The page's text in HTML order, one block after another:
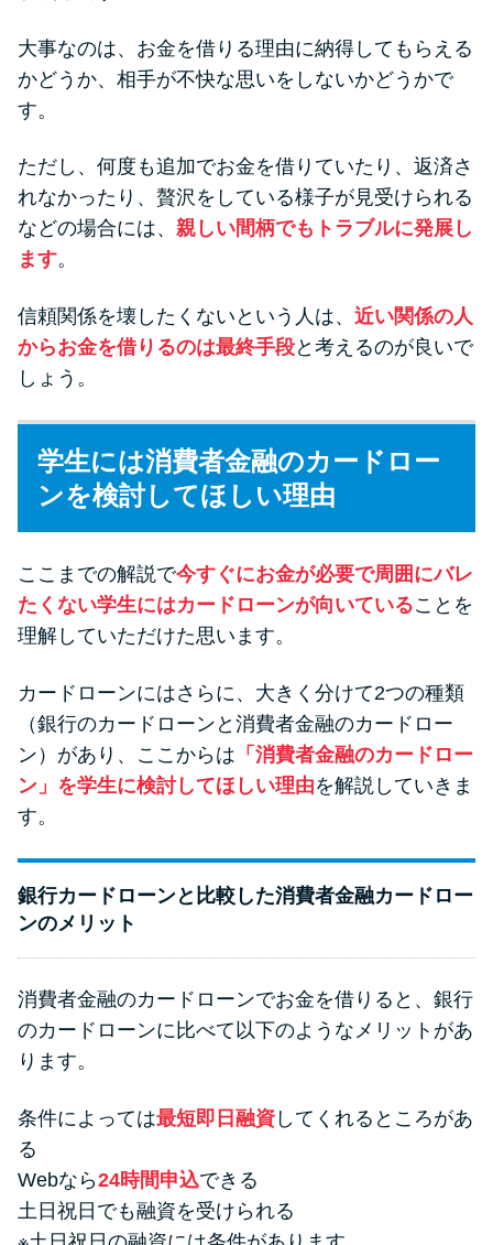
大事なのは、お金を借りる理由に納得してもらえる
かどうか、相手が不快な思いをしないかどうかで
す。
ただし、何度も追加でお金を借りていたり、返済さ
れなかったり、贅沢をしている様子が見受けられる
などの場合には、 親しい間柄でもトラブルに発展し
ます。
信頼関係を壊したくないという人は、 近い関係の人
からお金を借りるのは最終手段と考えるのが良いで
しょう。
学生には消費者金融のカードロー
ンを検討してほしい理由
ここまでの解説で今すぐにお金が必要で周囲にバレ
たくない学生にはカードローンが向いていることを
理解していただけた思います。
カードローンにはさらに、大きく分けて2つの種類
（銀行のカードローンと消費者金融のカードロー
ン）があり、ここからは 「消費者金融のカードロー
ン」を学生に検討してほしい理由を解説していきま
す。
銀行カードローンと比較した消費者金融カードロー
ンのメリット
消費者金融のカードローンでお金を借りると、銀行
のカードローンに比べて以下のようなメリットがあ
ります。
条件によっては最短即日融資 してくれるところがあ
る
Webなら24時間申込できる
土日祝日でも融資を受けられる